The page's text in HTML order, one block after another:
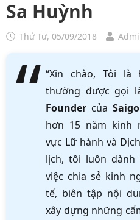
Sa Huỳnh
Thứ Tư, 05/09/2018
“Xin chào, Tôi là
thường được gọi
Founder của
hơn 15 năm kinh
vực Lữ hành và
lịch, tôi luôn
việc chia sẻ kinh
tế, biên tập nội
xây dựng những